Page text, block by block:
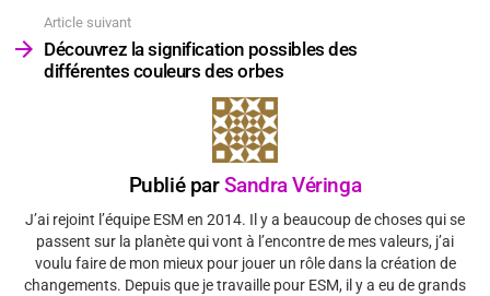
Article suivant
Découvrez la signification possibles des
différentes couleurs des orbes
Publié parSandra Véringa
J’ai rejoint l’équipe ESM en 2014. Il y a beaucoup de choses qui se
passent sur la planète qui vont à l’encontre de mes valeurs, j’ai
voulu faire de mon mieux pour jouer un rôle dans la création de
changements. Depuis que je travaille pour ESM, il y a eu de grands